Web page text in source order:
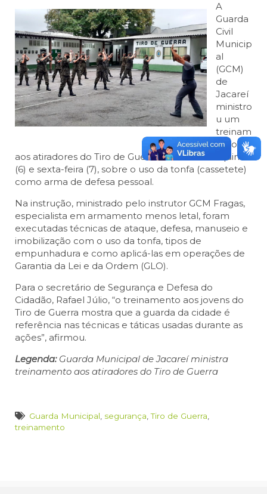
A
Guarda
Civil
Municip
al
(GCM)
de
Jacareí
ministro
u um
treinam
ento
aos atiradores do Tiro de Guerra durante esta quinta
(6) e sexta-feira (7), sobre o uso da tonfa (cassetete)
como arma de defesa pessoal.
Na instrução, ministrado pelo instrutor GCM Fragas,
especialista em armamento menos letal, foram
executadas técnicas de ataque, defesa, manuseio e
imobilização com o uso da tonfa, tipos de
empunhadura e como aplicá-las em operações de
Garantia da Lei e da Ordem (GLO).
Para o secretário de Segurança e Defesa do
Cidadão, Rafael Júlio, “o treinamento aos jovens do
Tiro de Guerra mostra que a guarda da cidade é
referência nas técnicas e táticas usadas durante as
ações”, afirmou.
Legenda:Guarda Municipal de Jacareí ministra
treinamento aos atiradores do Tiro de Guerra
Guarda Municipal segurança ,Tiro de Guerra
treinamento